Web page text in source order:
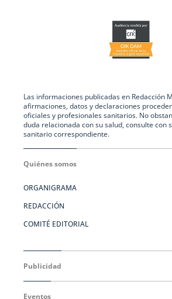
Las informaciones publicadas en Redacción
afirmaciones, datos y declaraciones
oficiales y profesionales sanitarios. No
duda relacionada con su salud, consulte con
sanitario correspondiente.
Quiénes somos
ORGANIGRAMA
REDACCIÓN
COMITÉ EDITORIAL
Publicidad
Eventos